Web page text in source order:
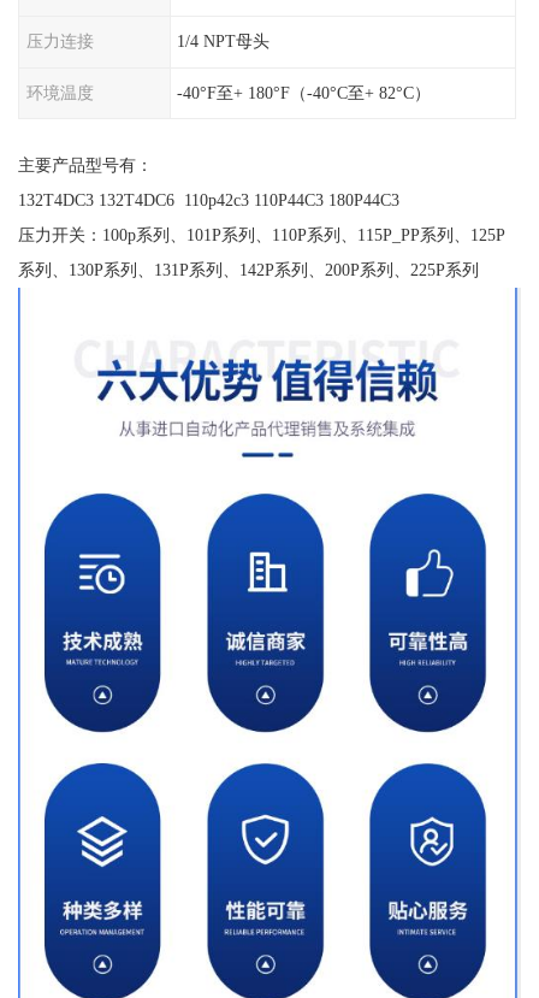
压力连接 1/4 NPT母头
环境温度 -40°F至+ 180°F（-40°C至+ 82°C）
主要产品型号有：
132T4DC3 132T4DC6 110p42c3 110P44C3 180P44C3
压力开关：100p系列、101P系列、110P系列、115P_PP系列、125P
系列、130P系列、131P系列、142P系列、200P系列、225P系列